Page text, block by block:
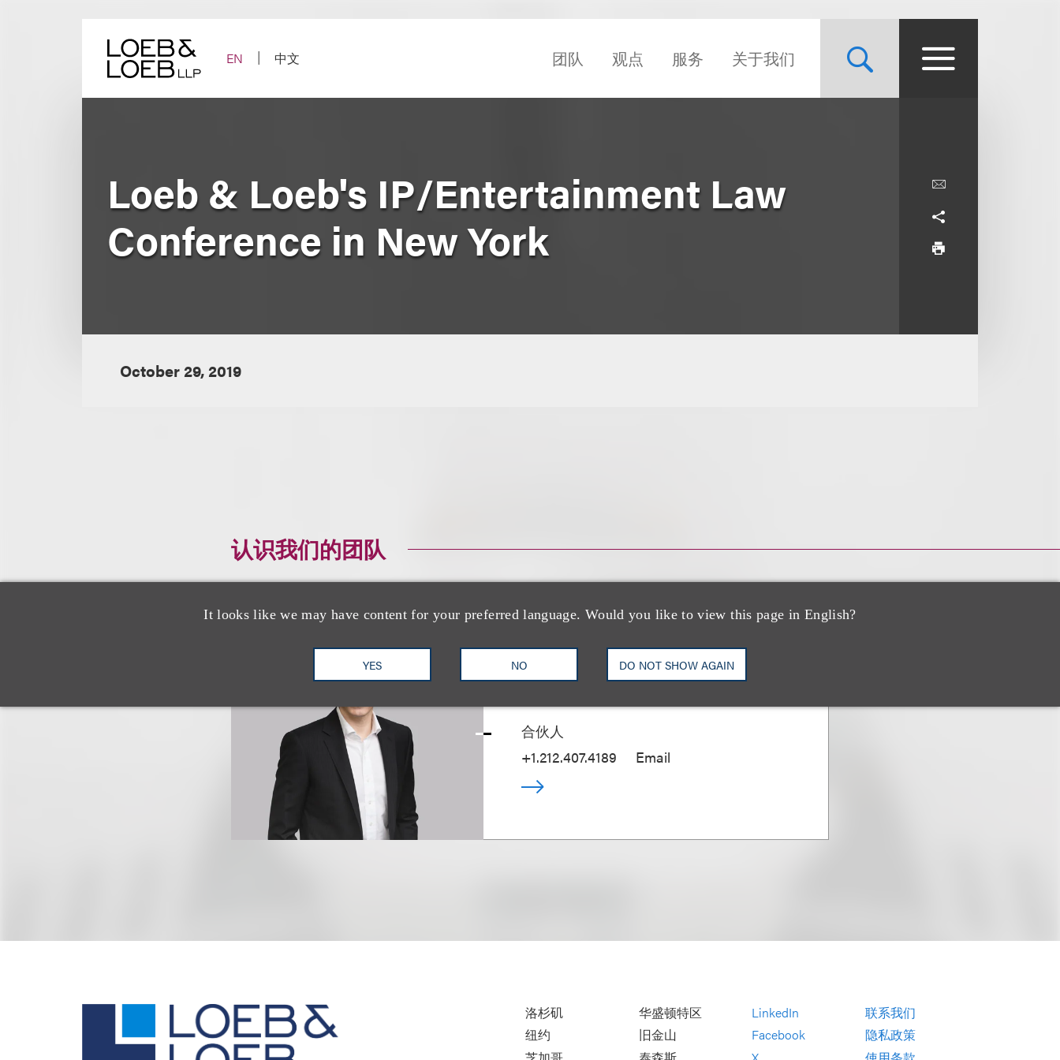
EN
中文 团队 观点 服务 关于我们
It looks like we may have content for your preferred language. Would you like to view this page in English?
YES NO DO NOT SHOW AGAIN
Loeb & Loeb's IP/Entertainment Law
Conference in New York
October 29, 2019
认识我们的团队
Frank D. D'Angelo
合伙人
+1.212.407.4189
Email
洛杉矶
纽约
华盛顿特区
旧金山
LinkedIn
Facebook
联系我们
隐私政策